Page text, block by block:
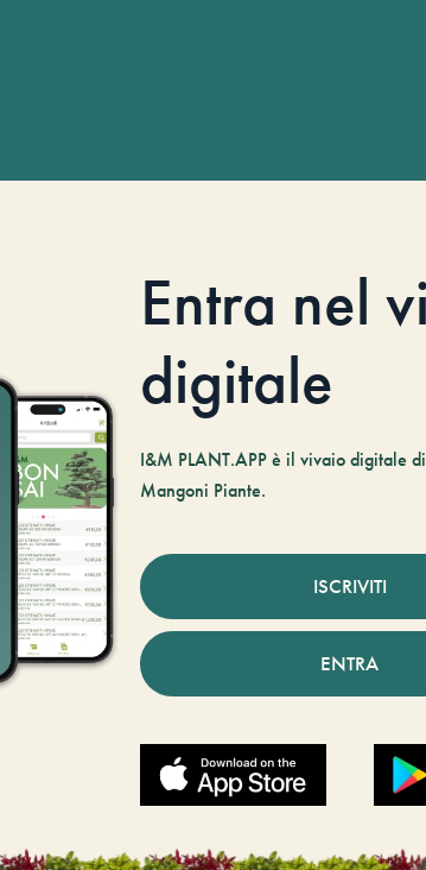
Entra nel
digitale
I&M PLANT.APP è il vivaio digitale
Mangoni Piante.
ISCRIVITI
ENTRA